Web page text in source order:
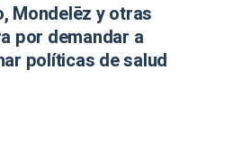
Mondelēz y otras
por demandar a
políticas de salud